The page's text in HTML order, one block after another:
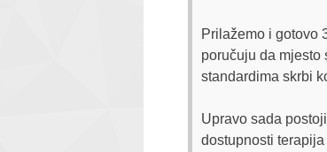
Prilažemo i gotovo
poručuju da
standardima skrbi
Upravo sada
dostupnosti